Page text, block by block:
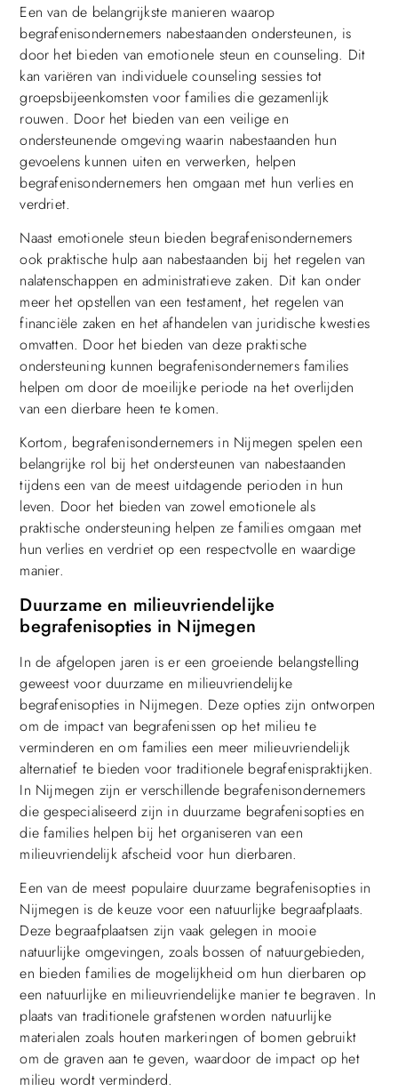
Een van de belangrijkste manieren waarop
begrafenisondernemers nabestaanden ondersteunen, is
door het bieden van emotionele steun en counseling. Dit
kan variëren van individuele counseling sessies tot
groepsbijeenkomsten voor families die gezamenlijk
rouwen. Door het bieden van een veilige en
ondersteunende omgeving waarin nabestaanden hun
gevoelens kunnen uiten en verwerken, helpen
begrafenisondernemers hen omgaan met hun verlies en
verdriet.
Naast emotionele steun bieden begrafenisondernemers
ook praktische hulp aan nabestaanden bij het regelen van
nalatenschappen en administratieve zaken. Dit kan onder
meer het opstellen van een testament, het regelen van
financiële zaken en het afhandelen van juridische kwesties
omvatten. Door het bieden van deze praktische
ondersteuning kunnen begrafenisondernemers families
helpen om door de moeilijke periode na het overlijden
van een dierbare heen te komen.
Kortom, begrafenisondernemers in Nijmegen spelen een
belangrijke rol bij het ondersteunen van nabestaanden
tijdens een van de meest uitdagende perioden in hun
leven. Door het bieden van zowel emotionele als
praktische ondersteuning helpen ze families omgaan met
hun verlies en verdriet op een respectvolle en waardige
manier.
Duurzame en milieuvriendelijke
begrafenisopties in Nijmegen
In de afgelopen jaren is er een groeiende belangstelling
geweest voor duurzame en milieuvriendelijke
begrafenisopties in Nijmegen. Deze opties zijn ontworpen
om de impact van begrafenissen op het milieu te
verminderen en om families een meer milieuvriendelijk
alternatief te bieden voor traditionele begrafenispraktijken.
In Nijmegen zijn er verschillende begrafenisondernemers
die gespecialiseerd zijn in duurzame begrafenisopties en
die families helpen bij het organiseren van een
milieuvriendelijk afscheid voor hun dierbaren.
Een van de meest populaire duurzame begrafenisopties in
Nijmegen is de keuze voor een natuurlijke begraafplaats.
Deze begraafplaatsen zijn vaak gelegen in mooie
natuurlijke omgevingen, zoals bossen of natuurgebieden,
en bieden families de mogelijkheid om hun dierbaren op
een natuurlijke en milieuvriendelijke manier te begraven. In
plaats van traditionele grafstenen worden natuurlijke
materialen zoals houten markeringen of bomen gebruikt
om de graven aan te geven, waardoor de impact op het
milieu wordt verminderd.